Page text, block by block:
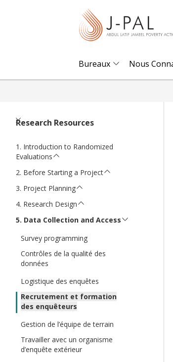
Bureaux Nous
Research Resources
Introduction to Randomized
Evaluations
Before Starting a Project
Project Planning
Research Design
Data Collection and Access
Survey programming
Contrôles de la qualité des
données
Logistique des enquêtes
Recrutement et formation
des enquêteurs
Gestion de l’équipe de terrain
Travailler avec un organisme
d’enquête extérieur